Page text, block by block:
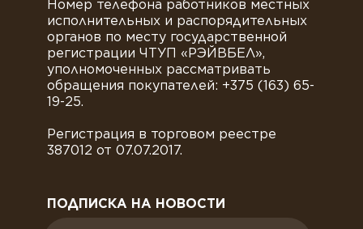
Номер телефона работников местных
исполнительных и распорядительных
органов по месту государственной
регистрации ЧТУП «РЭЙВБЕЛ»,
уполномоченных рассматривать
обращения покупателей: +375 (163) 65-
19-25.
Регистрация в торговом реестре
387012 от 07.07.2017.
ПОДПИСКА НА НОВОСТИ